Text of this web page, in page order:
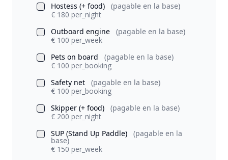
Hostess (+ food)
(pagable en la base)
€ 180 per_night
Outboard engine
(pagable en la base)
€ 100 per_week
Pets on board
(pagable en la base)
€ 100 per_booking
Safety net
(pagable en la base)
€ 100 per_booking
Skipper (+ food)
(pagable en la base)
€ 200 per_night
SUP (Stand Up Paddle)
(pagable en la
base)
€ 150 per_week